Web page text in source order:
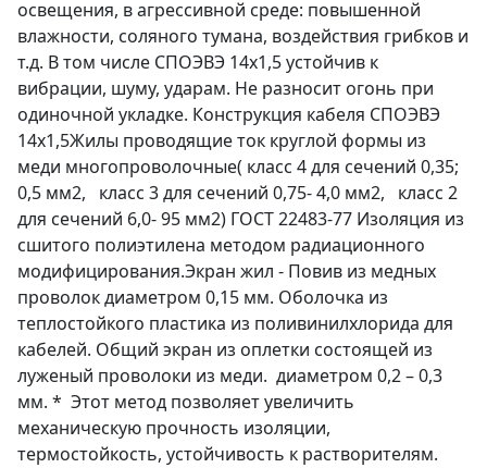
освещения, в агрессивной среде: повышенной
влажности, соляного тумана, воздействия грибков и
т.д. В том числе СПОЭВЭ 14х1,5 устойчив к
вибрации, шуму, ударам. Не разносит огонь при
одиночной укладке. Конструкция кабеля СПОЭВЭ
14х1,5Жилы проводящие ток круглой формы из
меди многопроволочные( класс 4 для сечений 0,35;
0,5 мм2, класс 3 для сечений 0,75- 4,0 мм2, класс 2
для сечений 6,0- 95 мм2) ГОСТ 22483-77 Изоляция из
сшитого полиэтилена методом радиационного
модифицирования.Экран жил - Повив из медных
проволок диаметром 0,15 мм. Оболочка из
теплостойкого пластика из поливинилхлорида для
кабелей. Общий экран из оплетки состоящей из
луженый проволоки из меди. диаметром 0,2 – 0,3
мм. * Этот метод позволяет увеличить
механическую прочность изоляции,
термостойкость, устойчивость к растворителям.